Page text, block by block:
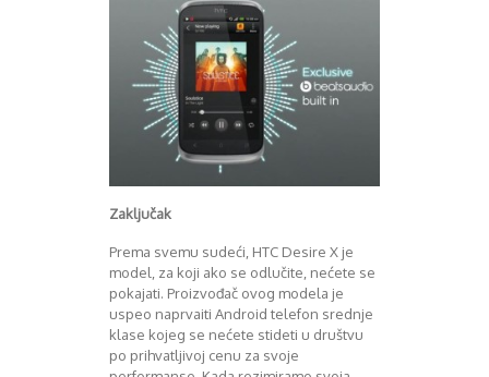
Zaključak
Prema svemu sudeći, HTC Desire X je
model, za koji ako se odlučite, nećete se
pokajati. Proizvođač ovog modela je
uspeo naprvaiti Android telefon srednje
klase kojeg se nećete stideti u društvu
po prihvatljivoj cenu za svoje